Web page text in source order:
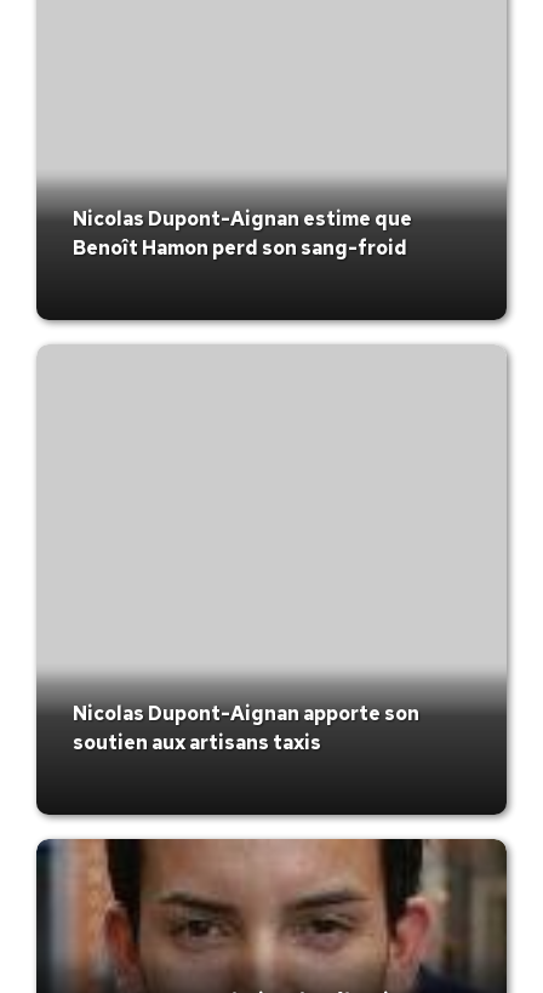
Nicolas Dupont-Aignan estime que
Benoît Hamon perd son sang-froid
Nicolas Dupont-Aignan apporte son
soutien aux artisans taxis